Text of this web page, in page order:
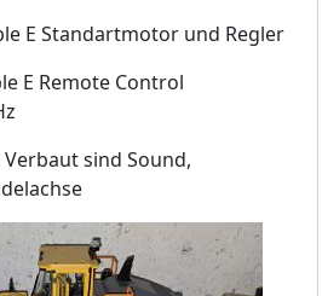
E Standartmotor und Regler
E Remote Control
Verbaut sind Sound,